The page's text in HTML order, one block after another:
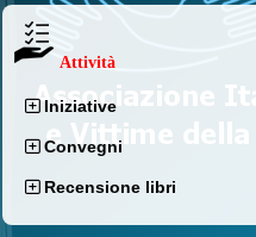
Attività
Iniziative
Convegni
Recensione libri